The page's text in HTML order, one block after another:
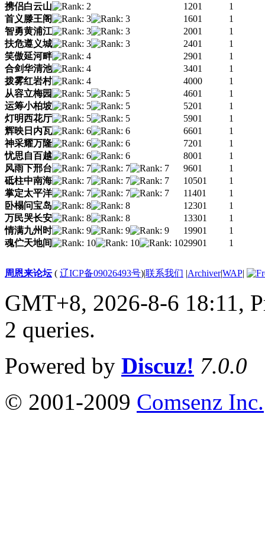
携侣白云山
1201
1
首义滕王阁
1601
1
智勇黄浦江
2001
1
扶危遵义城
2401
1
笑傲延河畔
2901
1
合剑华清池
3401
1
拨雾红岩村
4000
1
从容立梅园
4601
1
运筹小柏坡
5201
1
灯明西花厅
5901
1
辉映日内瓦
6601
1
神采耀万隆
7201
1
忧思自百越
8001
1
风雨下邢台
9601
1
砥柱中南海
10501
1
掌定太平洋
11401
1
卧榻问宝岛
12301
1
万民哭长安
13301
1
情满九州时
19901
1
魂伫天地间
29901 1
周恩来论坛( 辽ICP备09026493号)|联系我们 |Archiver|WAP|
GMT+8, 2026-8-6 18:11,
2 queries.
Powered by Discuz! 7.0.0
© 2001-2009 Comsenz Inc.